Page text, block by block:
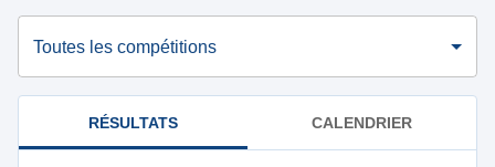
Toutes les compétitions
RÉSULTATS CALENDRIER